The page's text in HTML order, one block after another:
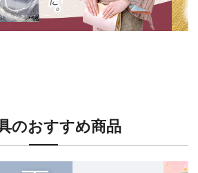
のおすすめ商品